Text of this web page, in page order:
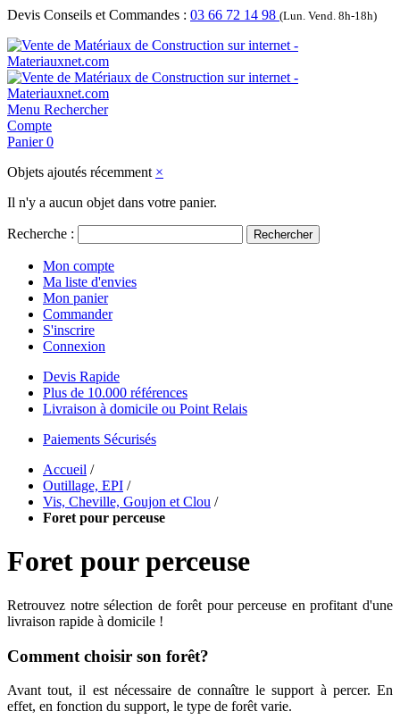
Devis Conseils et Commandes : 03 66 72 14 98 (Lun. Vend. 8h-18h)
Menu Rechercher
Compte
Panier 0
Objets ajoutés récemment ×
Il n'y a aucun objet dans votre panier.
Recherche : Rechercher
Mon compte
Ma liste d'envies
Mon panier
Commander
S'inscrire
Connexion
Devis Rapide
Plus de 10.000 références
Livraison à domicile ou Point Relais
Paiements Sécurisés
Accueil /
Outillage, EPI /
Vis, Cheville, Goujon et Clou /
Foret pour perceuse
Foret pour perceuse
Retrouvez notre sélection de forêt pour perceuse en profitant d'une
livraison rapide à domicile !
Comment choisir son forêt?
Avant tout, il est nécessaire de connaître le support à percer. En
effet, en fonction du support, le type de forêt varie.